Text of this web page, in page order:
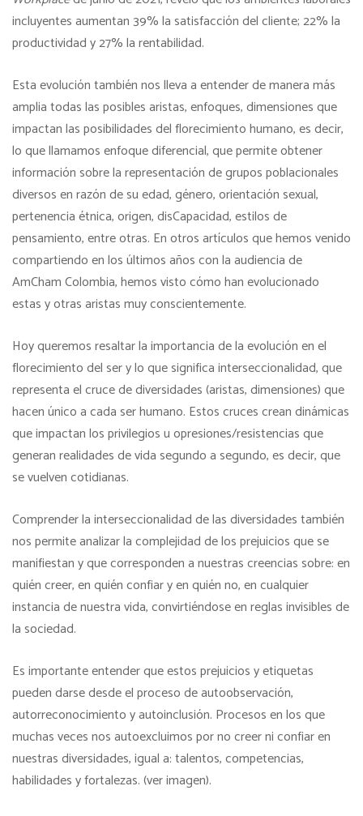
incluyentes aumentan 39% la satisfacción del cliente; 22% la
productividad y 27% la rentabilidad.
Esta evolución también nos lleva a entender de manera más
amplia todas las posibles aristas, enfoques, dimensiones que
impactan las posibilidades del florecimiento humano, es decir,
lo que llamamos enfoque diferencial, que permite obtener
información sobre la representación de grupos poblacionales
diversos en razón de su edad, género, orientación sexual,
pertenencia étnica, origen, disCapacidad, estilos de
pensamiento, entre otras. En otros artículos que hemos venido
compartiendo en los últimos años con la audiencia de
AmCham Colombia, hemos visto cómo han evolucionado
estas y otras aristas muy conscientemente.
Hoy queremos resaltar la importancia de la evolución en el
florecimiento del ser y lo que significa interseccionalidad, que
representa el cruce de diversidades (aristas, dimensiones) que
hacen único a cada ser humano. Estos cruces crean dinámicas
que impactan los privilegios u opresiones/resistencias que
generan realidades de vida segundo a segundo, es decir, que
se vuelven cotidianas.
Comprender la interseccionalidad de las diversidades también
nos permite analizar la complejidad de los prejuicios que se
manifiestan y que corresponden a nuestras creencias sobre: en
quién creer, en quién confiar y en quién no, en cualquier
instancia de nuestra vida, convirtiéndose en reglas invisibles de
la sociedad.
Es importante entender que estos prejuicios y etiquetas
pueden darse desde el proceso de autoobservación,
autorreconocimiento y autoinclusión. Procesos en los que
muchas veces nos autoexcluimos por no creer ni confiar en
nuestras diversidades, igual a: talentos, competencias,
habilidades y fortalezas. (ver imagen).